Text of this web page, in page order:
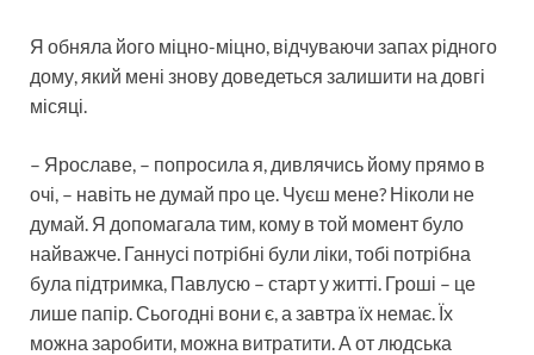
Я обняла його міцно-міцно, відчуваючи запах рідного
дому, який мені знову доведеться залишити на довгі
місяці.
– Ярославе, – попросила я, дивлячись йому прямо в
очі, – навіть не думай про це. Чуєш мене? Ніколи не
думай. Я допомагала тим, кому в той момент було
найважче. Ганнусі потрібні були ліки, тобі потрібна
була підтримка, Павлусю – старт у житті. Гроші – це
лише папір. Сьогодні вони є, а завтра їх немає. Їх
можна заробити, можна витратити. А от людська